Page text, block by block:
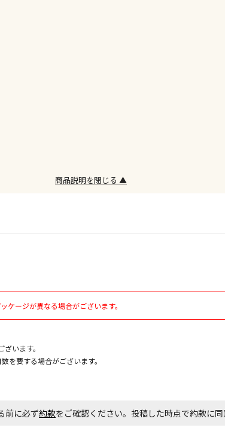
商品説明を閉じる ▲
ージが異なる場合がございます。
います。
を要する場合がございます。
前に必ず約款をご確認ください。投稿した時点で約款